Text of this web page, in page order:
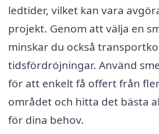
ledtider, vilket kan vara
projekt. Genom att välja en
minskar du också
tidsfördröjningar. Använd
för att enkelt få offert från
området och hitta det bästa
för dina behov.